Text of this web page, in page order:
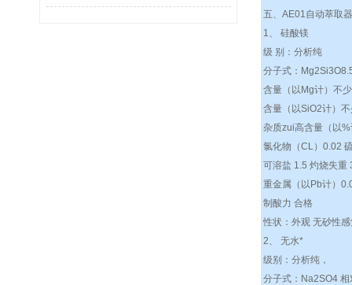
五、 AE01自动萃取器
1、 硅酸镁
级 别：分析纯
分子式：
含量（以Mg计）不
含量（以SiO2计）
杂质zui高含量（以
氯化物（CL）0.02
可溶盐 1.5 灼烧失重
重金属（以Pb计）
制酸力 合格
性状：外观 无砂性
2、 无水*
级别：分析纯，
分子式：Na2SO4